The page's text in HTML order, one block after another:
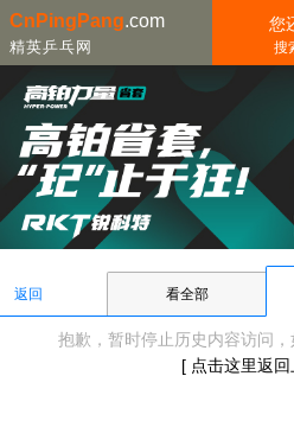
CnPingPang.com
精英乒乓网
您
搜
返回 看全部
抱歉，暂时停止历史内容访问，
[ 点击这里返